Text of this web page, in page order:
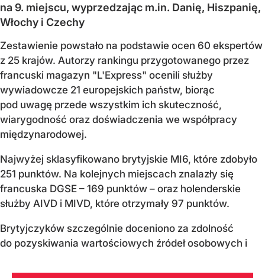
na 9. miejscu, wyprzedzając m.in. Danię, Hiszpanię,
Włochy i Czechy
Zestawienie powstało na podstawie ocen 60 ekspertów
z 25 krajów. Autorzy rankingu przygotowanego przez
francuski magazyn "L'Express" ocenili służby
wywiadowcze 21 europejskich państw, biorąc
pod uwagę przede wszystkim ich skuteczność,
wiarygodność oraz doświadczenia we współpracy
międzynarodowej.
Najwyżej sklasyfikowano brytyjskie MI6, które zdobyło
251 punktów. Na kolejnych miejscach znalazły się
francuska DGSE – 169 punktów – oraz holenderskie
służby AIVD i MIVD, które otrzymały 97 punktów.
Brytyjczyków szczególnie doceniono za zdolność
do pozyskiwania wartościowych źródeł osobowych i